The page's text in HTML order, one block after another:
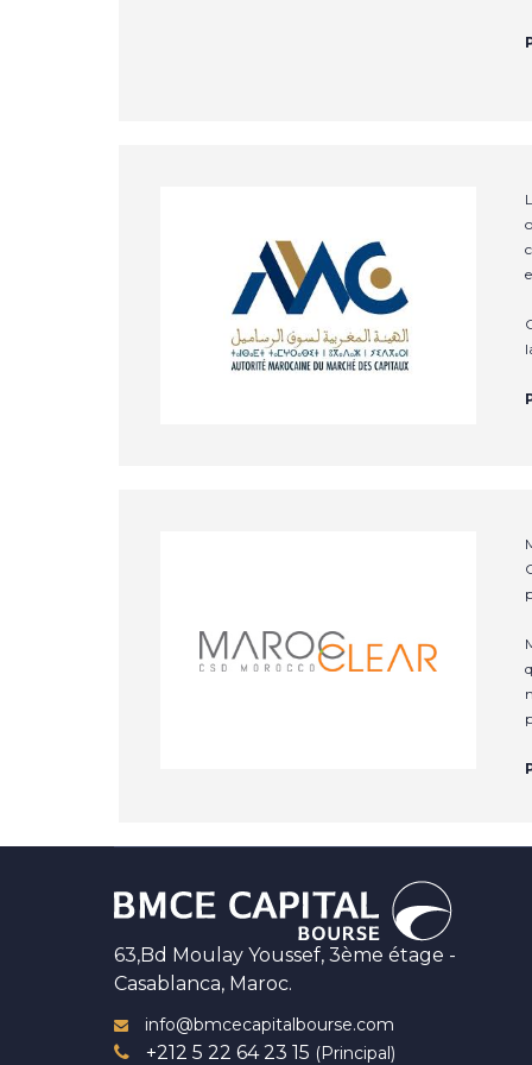
63,Bd Moulay Youssef, 3ème étage -
Casablanca, Maroc.
info@bmcecapitalbourse.com
+212 5 22 64 23 15 (Principal)